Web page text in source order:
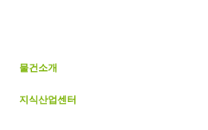
물건소개
지식산업센터